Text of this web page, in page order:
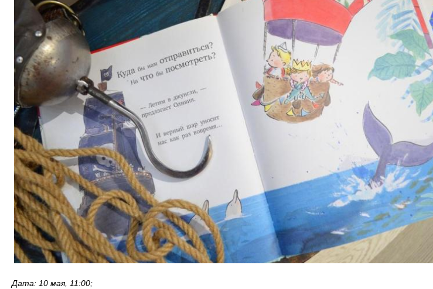
Дата: 10 мая, 11:00;